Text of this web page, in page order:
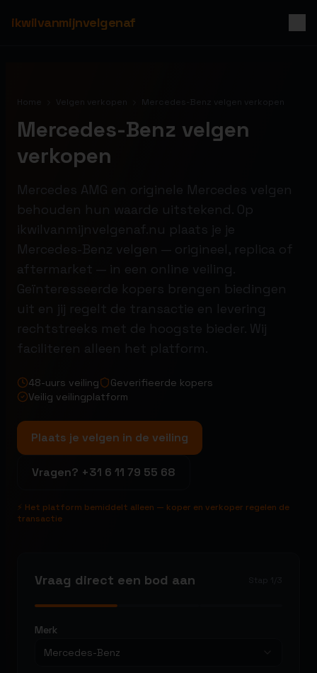
ikwilvanmijnvelgenaf
Home Velgen verkopen Mercedes-Benz velgen verkopen
Mercedes-Benz velgen
verkopen
Mercedes AMG en originele Mercedes velgen
behouden hun waarde uitstekend. Op
ikwilvanmijnvelgenaf.nu plaats je je
Mercedes-Benz velgen — origineel, replica of
aftermarket — in een online veiling.
Geïnteresseerde kopers brengen biedingen
uit en jij regelt de transactie en levering
rechtstreeks met de hoogste bieder. Wij
faciliteren alleen het platform.
48-uurs veiling
Geverifieerde kopers
Veilig veilingplatform
Plaats je velgen in de veiling
Vragen? +31 6 11 79 55 68
⚡ Het platform bemiddelt alleen — koper en verkoper regelen de
transactie
Vraag direct een bod aan
Merk
Mercedes-Benz